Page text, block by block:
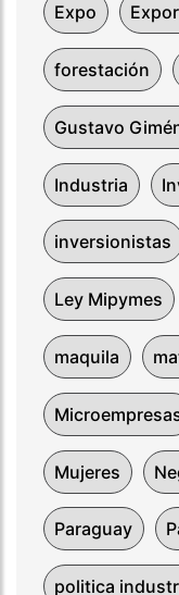
Expo
forestación
Gustavo
Industria
inversionistas
Ley Mipymes
maquila
Mujeres
Paraguay
politica